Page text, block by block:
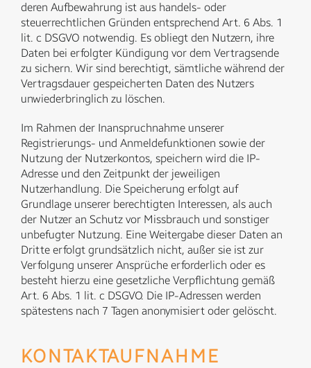
deren Aufbewahrung ist aus handels- oder
steuerrechtlichen Gründen entsprechend Art. 6 Abs. 1
lit. c DSGVO notwendig. Es obliegt den Nutzern, ihre
Daten bei erfolgter Kündigung vor dem Vertragsende
zu sichern. Wir sind berechtigt, sämtliche während der
Vertragsdauer gespeicherten Daten des Nutzers
unwiederbringlich zu löschen.
Im Rahmen der Inanspruchnahme unserer
Registrierungs- und Anmeldefunktionen sowie der
Nutzung der Nutzerkontos, speichern wird die IP-
Adresse und den Zeitpunkt der jeweiligen
Nutzerhandlung. Die Speicherung erfolgt auf
Grundlage unserer berechtigten Interessen, als auch
der Nutzer an Schutz vor Missbrauch und sonstiger
unbefugter Nutzung. Eine Weitergabe dieser Daten an
Dritte erfolgt grundsätzlich nicht, außer sie ist zur
Verfolgung unserer Ansprüche erforderlich oder es
besteht hierzu eine gesetzliche Verpflichtung gemäß
Art. 6 Abs. 1 lit. c DSGVO. Die IP-Adressen werden
spätestens nach 7 Tagen anonymisiert oder gelöscht.
KONTAKTAUFNAHME